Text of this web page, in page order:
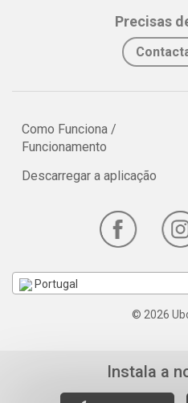
Precisas
Como Funciona /
Funcionamento
Descarregar a aplicação
Portugal
© 2026
Instala a